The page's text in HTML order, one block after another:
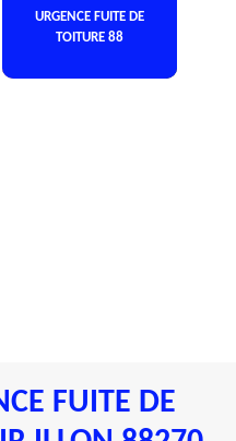
URGENCE FUITE DE
TOITURE 88
FUITE DE